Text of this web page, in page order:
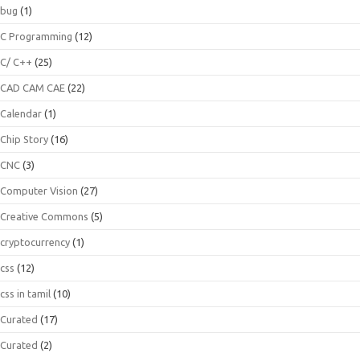
bug (1)
C Programming (12)
C/ C++ (25)
CAD CAM CAE (22)
Calendar (1)
Chip Story (16)
CNC (3)
Computer Vision (27)
Creative Commons (5)
cryptocurrency (1)
css (12)
css in tamil (10)
Curated (17)
Curated (2)